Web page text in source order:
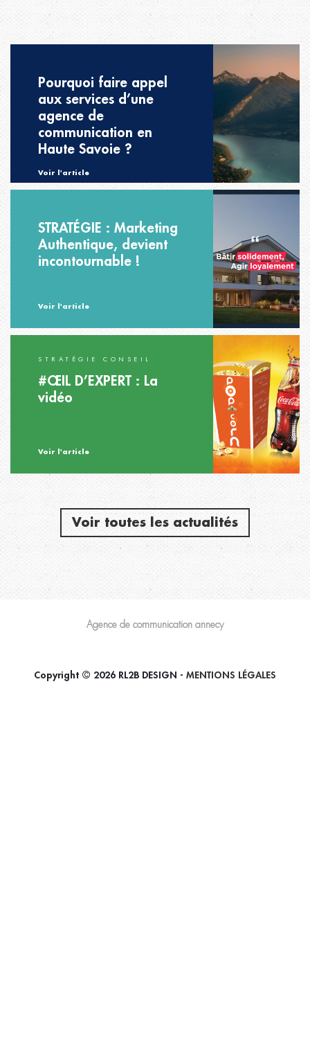
Pourquoi faire appel
aux services d’une
agence de
communication en
Haute Savoie ?
Voir l'article
STRATÉGIE : Marketing
Authentique, devient
incontournable !
Voir l'article
STRATÉGIE CONSEIL
#ŒIL D’EXPERT : La
vidéo
Voir l'article
Voir toutes les actualités
Agence de communication annecy
Copyright © 2026 RL2B DESIGN - MENTIONS LÉGALES